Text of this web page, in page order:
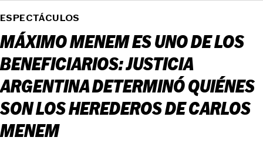
ESPECTÁCULOS
MÁXIMO MENEM ES UNO DE LOS
BENEFICIARIOS: JUSTICIA
ARGENTINA DETERMINÓ QUIÉNES
SON LOS HEREDEROS DE CARLOS
MENEM